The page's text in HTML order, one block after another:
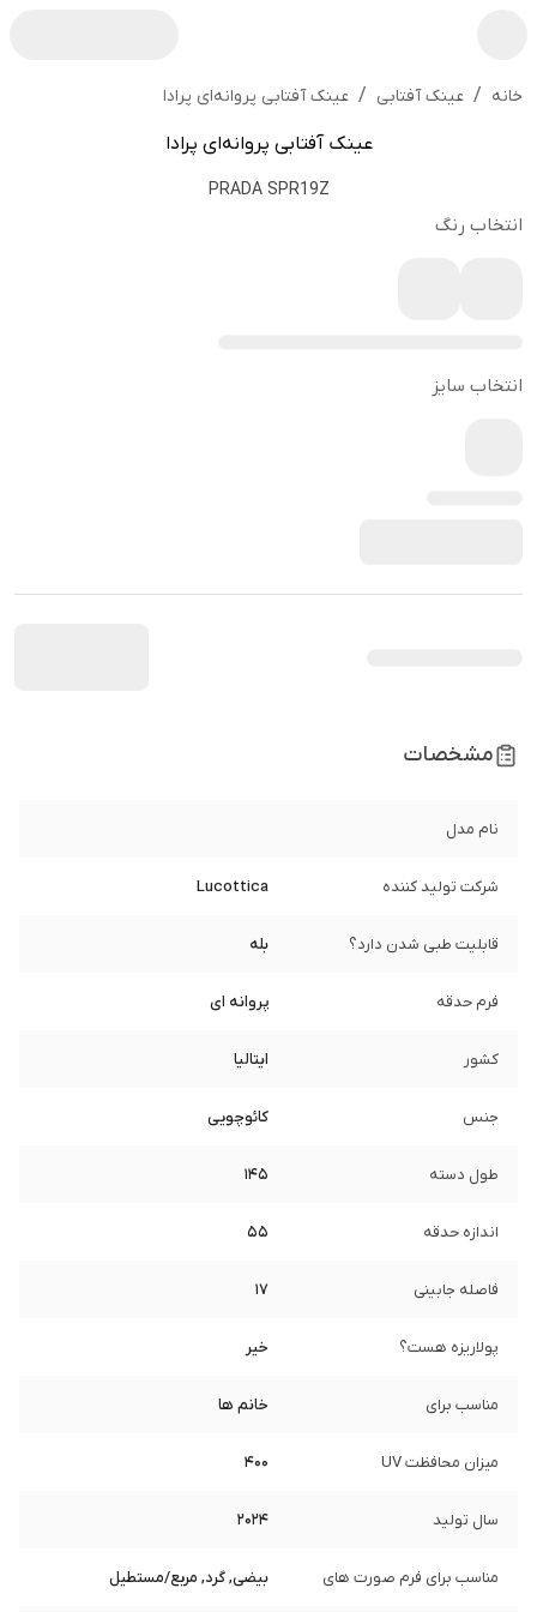
خانه / عینک آفتابی / عینک آفتابی پروانه‌ای پرادا
عینک آفتابی پروانه‌ای پرادا
PRADA SPR19Z
انتخاب رنگ
انتخاب سایز
مشخصات
نام مدل
شرکت تولید کننده Lucottica
قابلیت طبی شدن دارد؟ بله
فرم حدقه پروانه ای
کشور ایتالیا
جنس کائوچویی
طول دسته 145
اندازه حدقه 55
فاصله جابینی 17
پولاریزه هست؟ خیر
مناسب برای خانم ها
میزان محافظت UV 400
سال تولید 2024
مناسب برای فرم صورت های بیضی, گرد, مربع/مستطیل